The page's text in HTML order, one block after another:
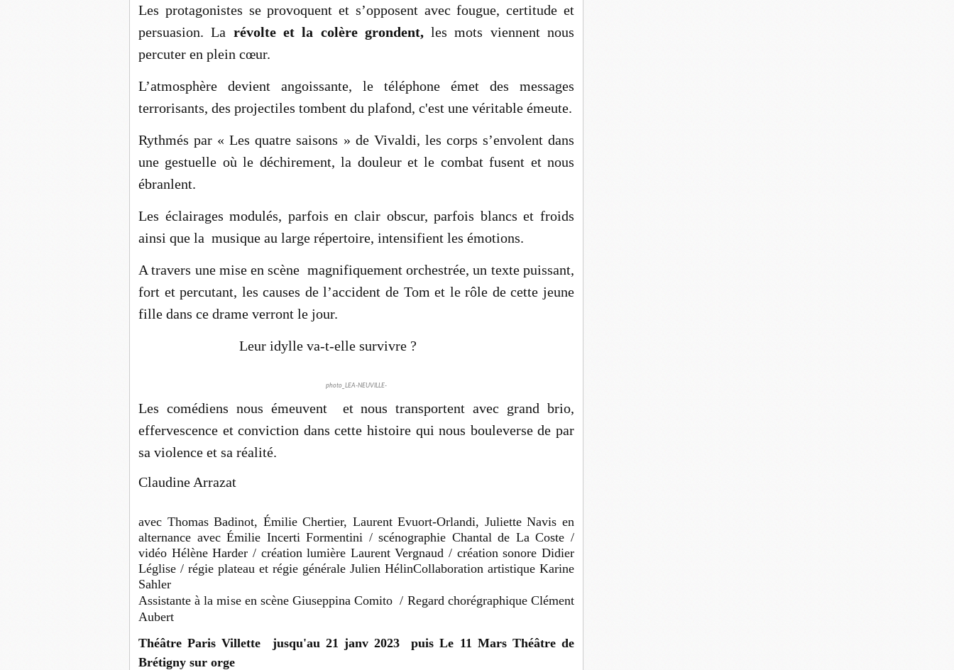
Les protagonistes se provoquent et s’opposent avec fougue, certitude et
persuasion. La révolte et la colère grondent,les mots viennent nous
percuter en plein cœur.
L’atmosphère devient angoissante, le téléphone émet des messages
terrorisants, des projectiles tombent du plafond, c'est une véritable émeute.
Rythmés par « Les quatre saisons » de Vivaldi, les corps s’envolent dans
une gestuelle où le déchirement, la douleur et le combat fusent et nous
ébranlent.
Les éclairages modulés, parfois en clair obscur, parfois blancs et froids
ainsi que la musique au large répertoire, intensifient les émotions.
A travers une mise en scène magnifiquement orchestrée, un texte puissant,
fort et percutant, les causes de l’accident de Tom et le rôle de cette jeune
fille dans ce drame verront le jour.
Leur idylle va-t-elle survivre ?
photo_LEA-NEUVILLE-
Les comédiens nous émeuvent et nous transportent avec grand brio,
effervescence et conviction dans cette histoire qui nous bouleverse de par
sa violence et sa réalité.
Claudine Arrazat
avec Thomas Badinot, Émilie Chertier, Laurent Evuort-Orlandi, Juliette Navis en
alternance avec Émilie Incerti Formentini / scénographie Chantal de La Coste /
vidéo Hélène Harder / création lumière Laurent Vergnaud / création sonore Didier
Léglise / régie plateau et régie générale Julien HélinCollaboration artistique Karine
Sahler
Assistante à la mise en scène Giuseppina Comito / Regard chorégraphique Clément
Aubert
Théâtre Paris Villette jusqu'au 21 janv 2023 puis Le 11 Mars Théâtre de
Brétigny sur orge